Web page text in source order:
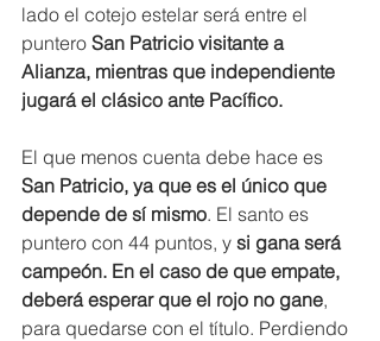
lado el cotejo estelar será entre el
puntero San Patricio visitante a
Alianza, mientras que independiente
jugará el clásico ante Pacífico.
El que menos cuenta debe hace es
San Patricio, ya que es el único que
depende de sí mismo. El santo es
puntero con 44 puntos, y si gana será
campeón. En el caso de que empate,
deberá esperar que el rojo no gane,
para quedarse con el título. Perdiendo